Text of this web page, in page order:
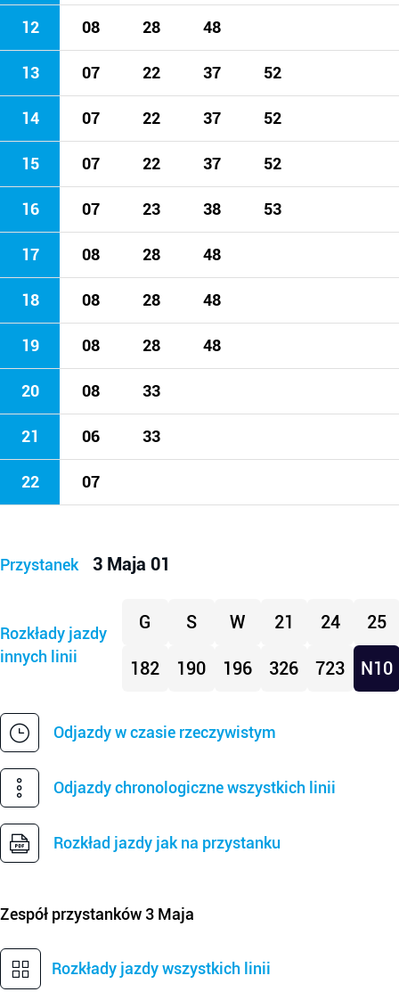
12 08 28 48
13 07 22 37 52
14 07 22 37 52
15 07 22 37 52
16 07 23 38 53
17 08 28 48
18 08 28 48
19 08 28 48
20 08 33
21 06 33
22 07
Przystanek 3 Maja 01
Rozkłady jazdy
innych linii
G S W 21 24 25
182 190 196 326 723 N10
Odjazdy w czasie rzeczywistym
Odjazdy chronologiczne wszystkich linii
Rozkład jazdy jak na przystanku
Zespół przystanków 3 Maja
Rozkłady jazdy wszystkich linii